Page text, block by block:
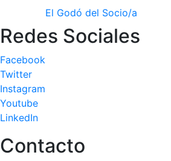
El Snack
Casa Arilla
Bar Piscina
Patrocinio
Patrocinadores
Publicidad en
la Revista
El Godó del Socio/a
Redes Sociales
Facebook
Twitter
Instagram
Youtube
LinkedIn
Contacto